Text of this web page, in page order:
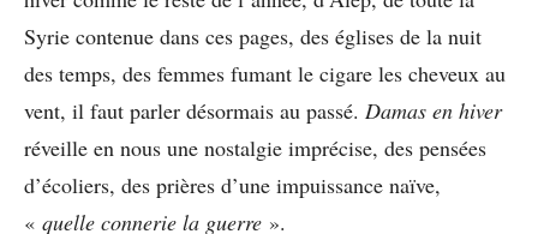
Syrie contenue dans ces pages, des églises de la nuit
des temps, des femmes fumant le cigare les cheveux au
vent, il faut parler désormais au passé. Damas en hiver
réveille en nous une nostalgie imprécise, des pensées
d’écoliers, des prières d’une impuissance naïve,
« quelle connerie la guerre ».